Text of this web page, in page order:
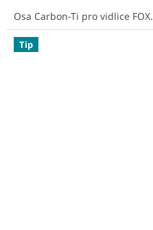
Osa Carbon-Ti pro vidlice FOX.
Tip